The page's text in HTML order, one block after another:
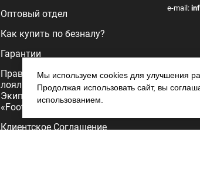
Оптовый отдел
Как купить по безналу?
Гарантии
Правила программы
лояльности
Экипировочного центра
«FootballStore»
Клиентское Соглашение
e-mail:
Мы используем cookies для улучшения
Продолжая использовать сайт, вы
использованием.